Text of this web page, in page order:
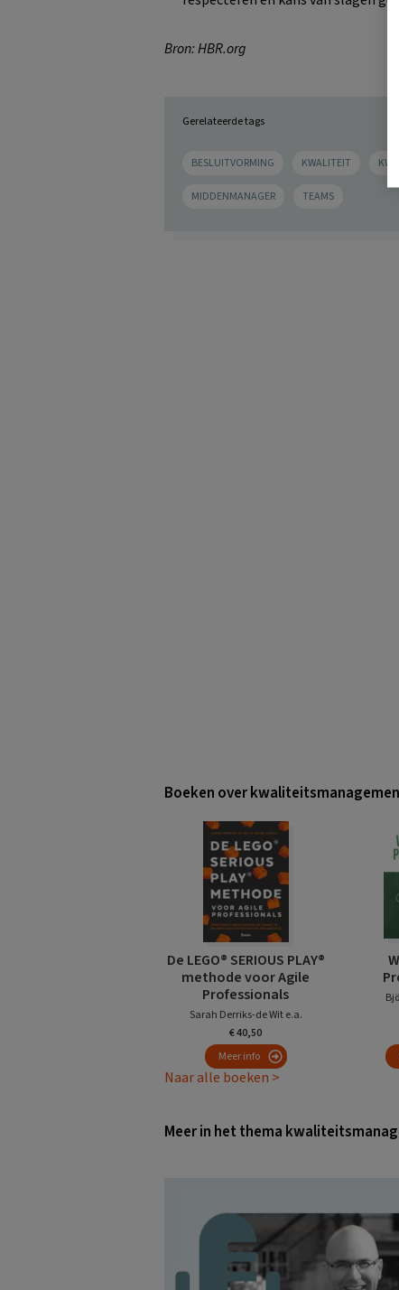
Bron: HBR.org
Gerelateerde tags
BESLUITVORMING KWALITEIT
MIDDENMANAGER TEAMS
Boeken over
De LEGO® SERIOUS PLAY®
methode voor Agile
Professionals
Sarah Derriks-de Wit e.a.
€ 40,50
Meer info
Naar alle boeken >
Meer in het thema